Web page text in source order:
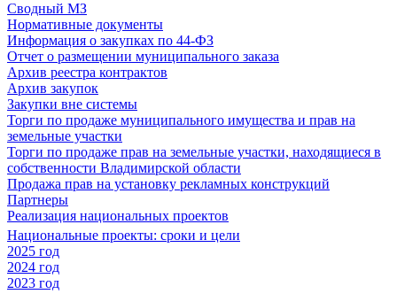
Сводный МЗ
Нормативные документы
Информация о закупках по 44-ФЗ
Отчет о размещении муниципального заказа
Архив реестра контрактов
Архив закупок
Закупки вне системы
Торги по продаже муниципального имущества и прав на
земельные участки
Торги по продаже прав на земельные участки, находящиеся в
собственности Владимирской области
Продажа прав на установку рекламных конструкций
Партнеры
Реализация национальных проектов
Национальные проекты: сроки и цели
2025 год
2024 год
2023 год